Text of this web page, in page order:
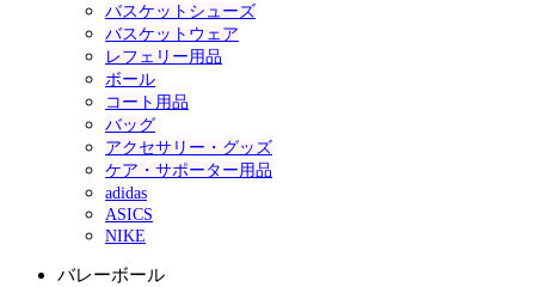
バスケットシューズ
バスケットウェア
レフェリー用品
ボール
コート用品
バッグ
アクセサリー・グッズ
ケア・サポーター用品
adidas
ASICS
NIKE
バレーボール